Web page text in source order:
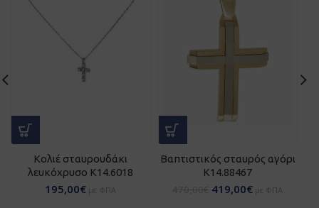
Κολιέ σταυρουδάκι
λευκόχρυσο K14.6018
195,00€ με ΦΠΑ
Βαπτιστικός σταυρός αγόρι
Κ14.88467
419,00€ με ΦΠΑ